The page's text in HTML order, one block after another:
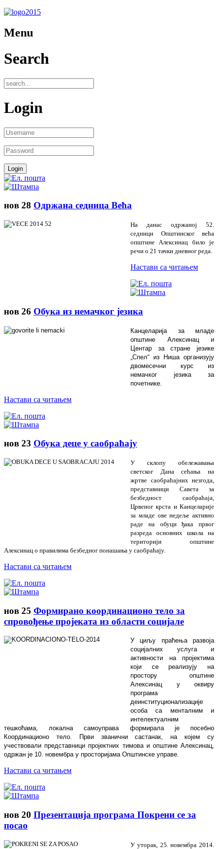
Menu
Search
Login
нов 28 Одржана седница Већа
На данас одржаној 52.
седници Општинског већа
општине Алексинац било је
речи о 21 тачки дневног реда.
Настави са читањем
нов 26 Обука из немачког језика
Канцеларија за младе
општине Алексинац и
Центар за стране језике
„Спел“ из Ниша организују
двомесечни курс из
немачког језика за
почетнике.
Настави са читањем
нов 23 Обука деце у саобраћају
У склопу обележавања
светског Дана сећања на
жртве саобраћајних незгода,
представници Савета за
безбедност саобраћаја,
Црвеног крста и Канцеларије
за младе ове недеље активно
раде на обуци ђака првог
разреда основних школа на
територији општине
Алексинац о правилима безбедног понашања у саобраћају.
Настави са читањем
нов 25 Формирано координационо тело за
спровођење пројеката из области социјале
У циљу праћења развоја
социјалних услуга и
активности на пројектима
који се реализују на
простору општине
Алексинац у оквиру
програма
деинституционализације
особа са менталним и
интелектуалним
тешкоћама, локална самоуправа формирала је посебно
Координационо тело. Први званични састанак, на којем су
учествовали представници пројектних тимова и општине Алексинац,
одржан је 10. новембра у просторијама Општинске управе.
Настави са читањем
нов 20 Презентација програма Покрени се за
посао
У уторак, 25. новембра 2014.